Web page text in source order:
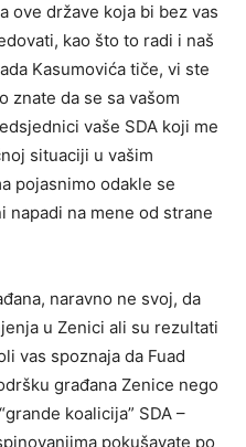
ove države koja bi bez vas
kao što to radi i naš
Kasumovića tiče, vi ste
znate da se sa vašom
vaše SDA koji me
situaciji u vašim
pojasnimo odakle se
na mene od strane
naravno ne svoj, da
u Zenici ali su rezultati
vas spoznaja da Fuad
građana Zenice nego
koalicija” SDA –
pokušavate po